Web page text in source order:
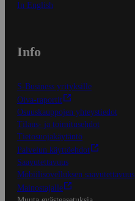
In English
Info
S-Business yrityksille
Oiva-raportit
Osuuskauppojen yhteystiedot
Tilaus- ja toimitusehdot
Tietosuojakäytäntö
Palvelun käyttöehdot
Saavutettavuus
Mobiilisovelluksen saavutettavuus
Mainostajalle